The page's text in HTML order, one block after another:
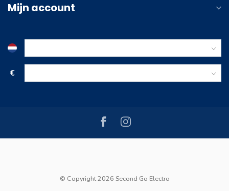
Mijn account
€
© Copyright 2026 Second Go Electro